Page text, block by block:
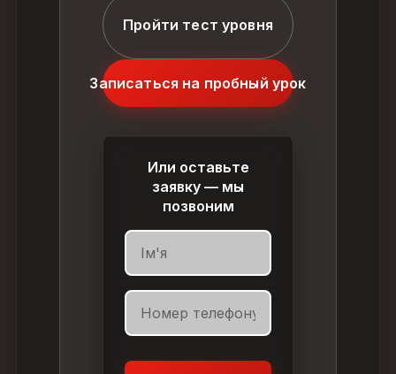
Пройти тест уровня
Записаться на пробный урок
Или оставьте
заявку — мы
позвоним